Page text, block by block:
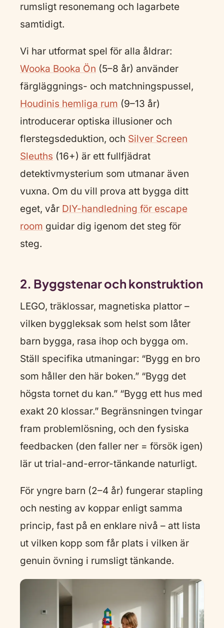
rumsligt resonemang och lagarbete
samtidigt.
Vi har utformat spel för alla åldrar:
Wooka Booka Ön (5–8 år) använder
färgläggnings- och matchningspussel,
Houdinis hemliga rum (9–13 år)
introducerar optiska illusioner och
flerstegsdeduktion, och Silver Screen
Sleuths (16+) är ett fullfjädrat
detektivmysterium som utmanar även
vuxna. Om du vill prova att bygga ditt
eget, vår DIY-handledning för escape
room guidar dig igenom det steg för
steg.
2. Byggstenar och konstruktion
LEGO, träklossar, magnetiska plattor –
vilken byggleksak som helst som låter
barn bygga, rasa ihop och bygga om.
Ställ specifika utmaningar: “Bygg en bro
som håller den här boken.” “Bygg det
högsta tornet du kan.” “Bygg ett hus med
exakt 20 klossar.” Begränsningen tvingar
fram problemlösning, och den fysiska
feedbacken (den faller ner = försök igen)
lär ut trial-and-error-tänkande naturligt.
För yngre barn (2–4 år) fungerar stapling
och nesting av koppar enligt samma
princip, fast på en enklare nivå – att lista
ut vilken kopp som får plats i vilken är
genuin övning i rumsligt tänkande.